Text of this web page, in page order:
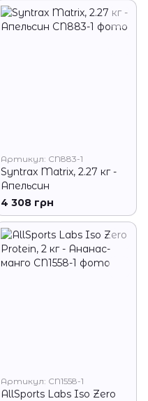
Артикул: CN883-1
Syntrax Matrix, 2.27 кг -
Апельсин
4 308 грн
Артикул: CN1558-1
AllSports Labs Iso Zero